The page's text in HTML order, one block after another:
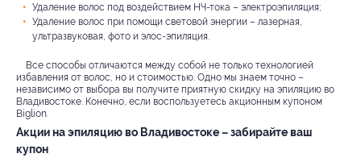
Удаление волос под воздействием НЧ-тока – электроэпиляция;
Удаление волос при помощи световой энергии – лазерная,
ультразвуковая, фото и элос-эпиляция.
Все способы отличаются между собой не только технологией
избавления от волос, но и стоимостью. Одно мы знаем точно –
независимо от выбора вы получите приятную скидку на эпиляцию во
Владивостоке. Конечно, если воспользуетесь акционным купоном
Biglion.
Акции на эпиляцию во Владивостоке – забирайте ваш
купон